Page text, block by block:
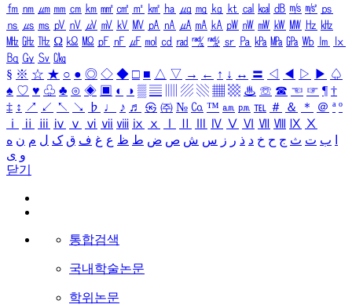
㎙ ㎚ ㎛ ㎜ ㎝ ㎞ ㎟ ㎠ ㎡ ㎢ ㏊ ㎍ ㎎ ㎏ ㏏ ㎈ ㎉ ㏈ ㎧ ㎨ ㎰
㎱ ㎲ ㎳ ㎴ ㎵ ㎶ ㎷ ㎸ ㎹ ㎀ ㎁ ㎂ ㎃ ㎄ ㎺ ㎻ ㎽ ㎾ ㎿ ㎐ ㎑
㎒ ㎓ ㎔ Ω ㏀ ㏁ ㎊ ㎋ ㎌ ㏖ ㏅ ㎭ ㎮ ㎯ ㏛ ㎩ ㎪ ㎫ ㎬ ㏝ ㏐
㏓
㏃ ㏉ ㏜ ㏆
§ ※ ☆ ★ ○ ● ◎ ◇ ◆ □ ■ △ ▽ → ← ↑ ↓ ↔ 〓 ◁ ◀ ▷ ▶ ♤
♠ ♡ ♥ ♧ ♣ ⊙ ◈ ▣ ◐ ◑ ▒ ▤ ▨ ▧ ▦ ▩ ♨ ☏ ☎ ☜ ☞ ¶ †
‡ ↕ ↗ ↙ ↖ ↘ ♭ ♩ ♪ ♬ ㉿ ㈜ № ㏇ ™ ㏂ ㏘ ℡ ＃ ＆ ＊ ＠ ª º
ⅰ
ⅱ ⅲ ⅳ ⅴ ⅵ ⅶ ⅷ ⅸ ⅹ Ⅳ Ⅴ Ⅵ Ⅶ Ⅷ Ⅸ Ⅹ
ب ت ث ج ح خ د ذ ر ز س ش ص ض ط ظ ع غ ف ق ک ل م ن ه
و ی
닫기
통합검색
국내학술논문
학위논문